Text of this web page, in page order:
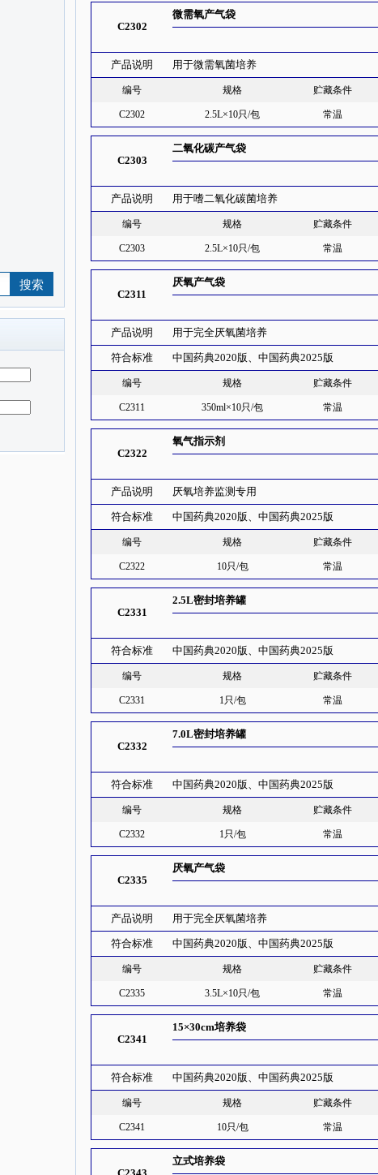
C2302
微需氧产气袋
产品说明 用于微需氧菌培养
编号 规格 贮藏条件
C2302 2.5L×10只/包 常温
C2303
二氧化碳产气袋
产品说明 用于嗜二氧化碳菌培养
编号 规格 贮藏条件
C2303 2.5L×10只/包 常温
C2311
厌氧产气袋
产品说明 用于完全厌氧菌培养
符合标准 中国药典2020版、中国药典2025版
编号 规格 贮藏条件
C2311 350ml×10只/包 常温
C2322
氧气指示剂
产品说明 厌氧培养监测专用
符合标准 中国药典2020版、中国药典2025版
编号 规格 贮藏条件
C2322 10只/包 常温
C2331
2.5L密封培养罐
符合标准 中国药典2020版、中国药典2025版
编号 规格 贮藏条件
C2331 1只/包 常温
C2332
7.0L密封培养罐
符合标准 中国药典2020版、中国药典2025版
编号 规格 贮藏条件
C2332 1只/包 常温
C2335
厌氧产气袋
产品说明 用于完全厌氧菌培养
符合标准 中国药典2020版、中国药典2025版
编号 规格 贮藏条件
C2335 3.5L×10只/包 常温
C2341
15×30cm培养袋
符合标准 中国药典2020版、中国药典2025版
编号 规格 贮藏条件
C2341 10只/包 常温
立式培养袋